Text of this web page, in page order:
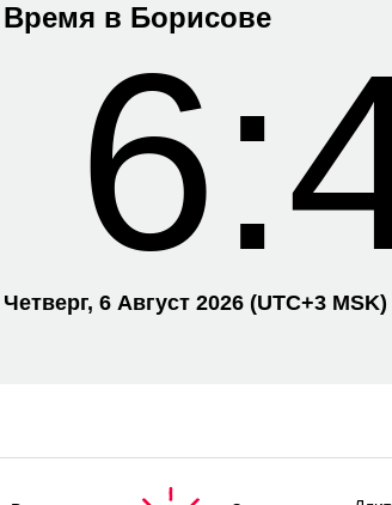
Время в Борисове
Четверг, 6 Август 2026 (UTC+3 MSK)